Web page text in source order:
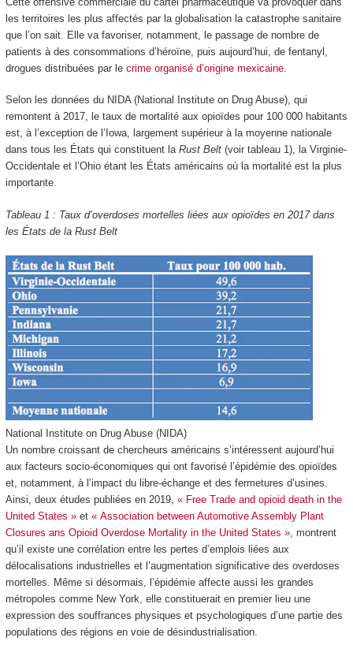
les territoires les plus affectés par la globalisation la catastrophe sanitaire
que l’on sait. Elle va favoriser, notamment, le passage de nombre de
patients à des consommations d’héroïne, puis aujourd’hui, de fentanyl,
drogues distribuées par le crime organisé d’origine mexicaine.
Selon les données du NIDA (National Institute on Drug Abuse), qui
remontent à 2017, le taux de mortalité aux opioïdes pour 100 000 habitants
est, à l’exception de l’Iowa, largement supérieur à la moyenne nationale
dans tous les États qui constituent la Rust Belt(voir tableau 1), la Virginie-
Occidentale et l’Ohio étant les États américains où la mortalité est la plus
importante.
Tableau 1 : Taux d’overdoses mortelles liées aux opioïdes en 2017 dans
les États de la Rust Belt
National Institute on Drug Abuse (NIDA)
Un nombre croissant de chercheurs américains s’intéressent aujourd’hui
aux facteurs socio-économiques qui ont favorisé l’épidémie des opioïdes
et, notamment, à l’impact du libre-échange et des fermetures d’usines.
Ainsi, deux études publiées en 2019, « Free Trade and opioid death in the
United States »et « Association between Automotive Assembly Plant
Closures ans Opioid Overdose Mortality in the United States », montrent
qu’il existe une corrélation entre les pertes d’emplois liées aux
délocalisations industrielles et l’augmentation significative des overdoses
mortelles. Même si désormais, l’épidémie affecte aussi les grandes
métropoles comme New York, elle constituerait en premier lieu une
expression des souffrances physiques et psychologiques d’une partie des
populations des régions en voie de désindustrialisation.